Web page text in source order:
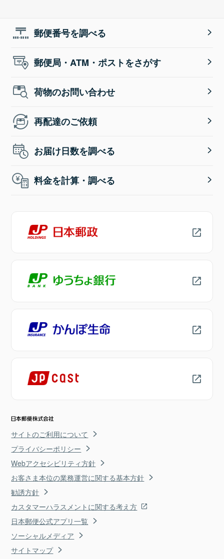
郵便番号を調べる
郵便局・ATM・ポストをさがす
荷物のお問い合わせ
再配達のご依頼
お届け日数を調べる
料金を計算・調べる
サイトのご利用について
プライバシーポリシー
Webアクセシビリティ方針
お客さま本位の業務運営に関する基本方針
勧誘方針
カスタマーハラスメントに関する考え方
日本郵便公式アプリ一覧
ソーシャルメディア
サイトマップ